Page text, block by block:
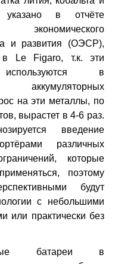
в отчёте
экономического
и развития (ОЭСР),
в Le Figaro, т.к. эти
в
аккумуляторных
на эти металлы, по
вырастет в 4-6 раз.
введение
различных
которые
поэтому
будут
с небольшими
или практически без
батареи в